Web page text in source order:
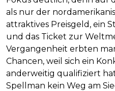
als nur der
attraktives Preisgeld, ein
und das Ticket zur
Vergangenheit erbten
Chancen, weil sich ein
anderweitig qualifiziert
Spellman kein Weg am